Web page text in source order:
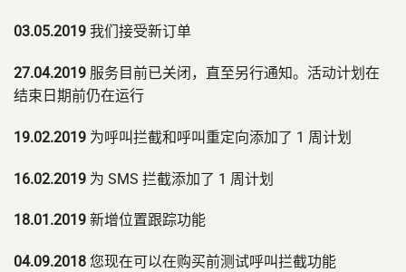
03.05.2019 我们接受新订单
27.04.2019 服务目前已关闭，直至另行通知。活动计划在
结束日期前仍在运行
19.02.2019 为呼叫拦截和呼叫重定向添加了 1 周计划
16.02.2019 为 SMS 拦截添加了 1 周计划
18.01.2019 新增位置跟踪功能
04.09.2018 您现在可以在购买前测试呼叫拦截功能